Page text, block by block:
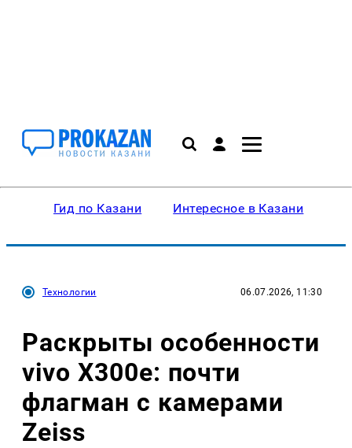
Гид по Казани Интересное в Казани
Технологии 06.07.2026, 11:30
Раскрыты особенности
vivo X300e: почти
флагман с камерами
Zeiss